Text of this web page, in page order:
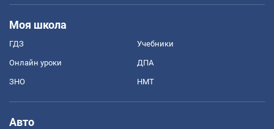
Моя школа
ГДЗ Учебники
Онлайн уроки ДПА
ЗНО НМТ
Авто